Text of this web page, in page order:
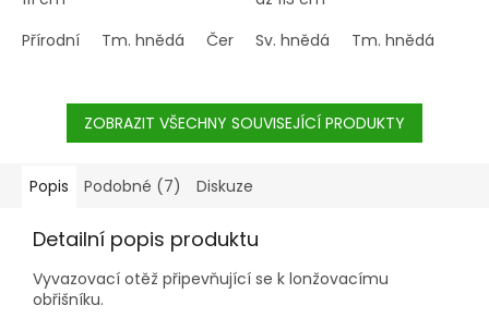
Přírodní
Tm. hnědá Černohnědá
Sv. hnědá
Tm. hnědá
ZOBRAZIT VŠECHNY SOUVISEJÍCÍ PRODUKTY
Popis Podobné (7) Diskuze
Detailní popis produktu
Vyvazovací otěž připevňující se k lonžovacímu
obřišníku.